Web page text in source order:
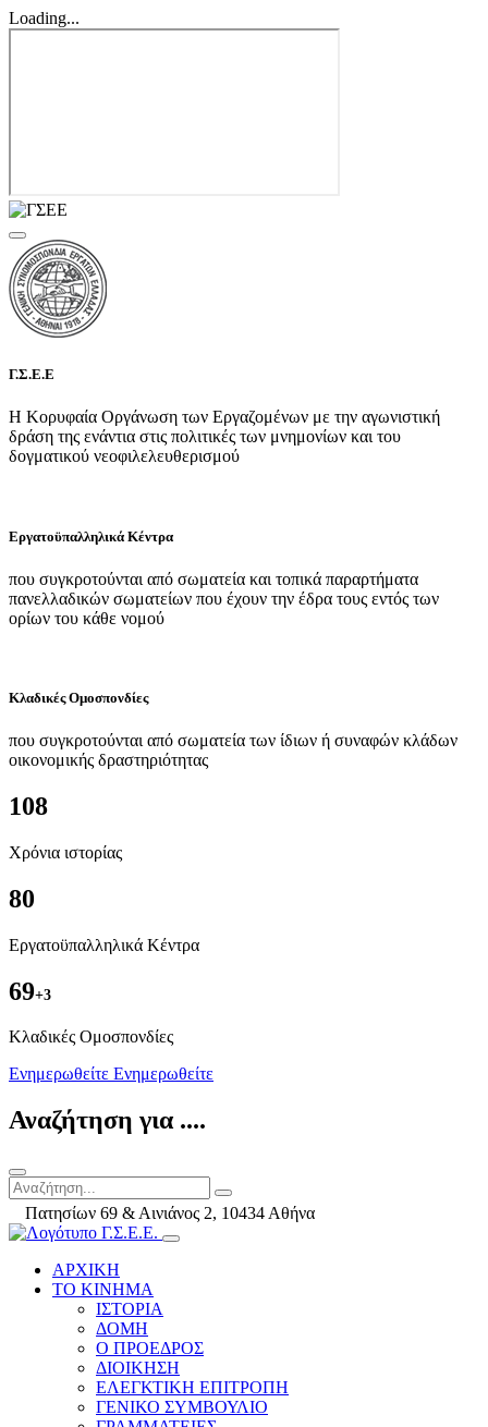
Loading...
Γ.Σ.Ε.Ε
Η Κορυφαία Οργάνωση των Εργαζομένων με την αγωνιστική
δράση της ενάντια στις πολιτικές των μνημονίων και του
δογματικού νεοφιλελευθερισμού
Εργατοϋπαλληλικά Κέντρα
που συγκροτούνται από σωματεία και τοπικά παραρτήματα
πανελλαδικών σωματείων που έχουν την έδρα τους εντός των
ορίων του κάθε νομού
Κλαδικές Ομοσπονδίες
που συγκροτούνται από σωματεία των ίδιων ή συναφών κλάδων
οικονομικής δραστηριότητας
108
Χρόνια ιστορίας
80
Εργατοϋπαλληλικά Κέντρα
69+3
Kλαδικές Ομοσπονδίες
Ενημερωθείτε Ενημερωθείτε
Αναζήτηση για ....
Πατησίων 69 & Αινιάνος 2, 10434 Αθήνα
ΑΡΧΙΚΗ
ΤΟ ΚΙΝΗΜΑ
ΙΣΤΟΡΙΑ
ΔΟΜΗ
Ο ΠΡΟΕΔΡΟΣ
ΔΙΟΙΚΗΣΗ
ΕΛΕΓΚΤΙΚΗ ΕΠΙΤΡΟΠΗ
ΓΕΝΙΚΟ ΣΥΜΒΟΥΛΙΟ